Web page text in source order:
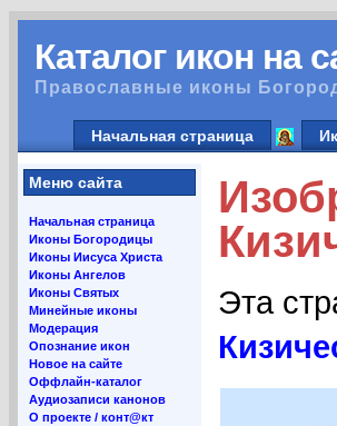
Каталог икон на
Православные иконы
Начальная страница
Меню сайта
Начальная страница
Иконы Богородицы
Иконы Иисуса Христа
Иконы Ангелов
Иконы Святых
Минейные иконы
Модерация
Опознание икон
Новое на сайте
Оффлайн-каталог
Аудиозаписи канонов
О проекте / конт@кт
Эта